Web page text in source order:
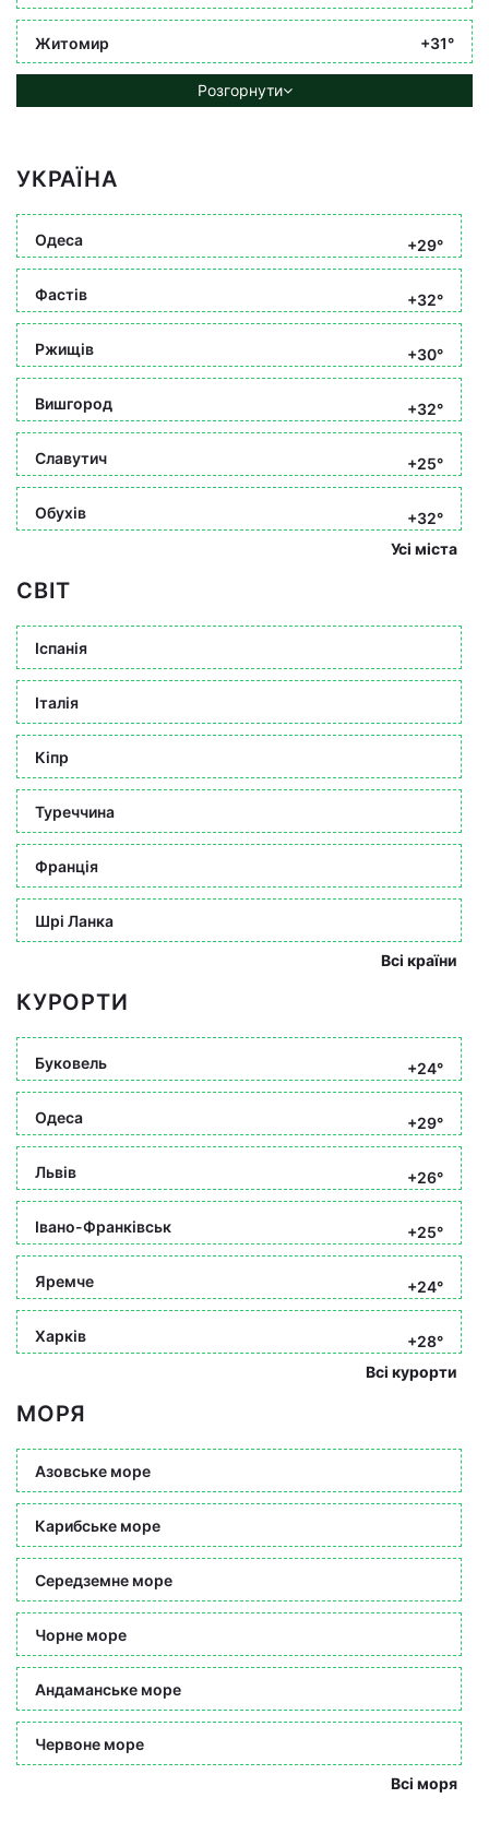
Житомир +31°
Розгорнути
УКРАЇНА
Одеса +29°
Фастів +32°
Ржищів +30°
Вишгород +32°
Славутич +25°
Обухів
+32°
Усі міста
СВІТ
Іспанія
Італія
Кіпр
Туреччина
Франція
Шрі Ланка
Всі країни
КУРОРТИ
Буковель +24°
Одеса +29°
Львів +26°
Івано-Франківськ +25°
Яремче +24°
Харків
+28°
Всі курорти
МОРЯ
Азовське море
Карибське море
Середземне море
Чорне море
Андаманське море
Червоне море
Всі моря